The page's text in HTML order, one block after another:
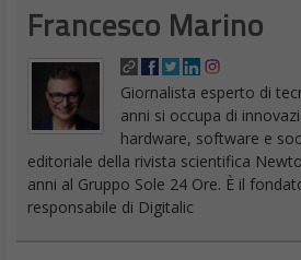
Francesco Marino
Giornalista esperto di
anni si occupa di
hardware, software e
editoriale della rivista scientifica
anni al Gruppo Sole 24 Ore. È il
responsabile di Digitalic